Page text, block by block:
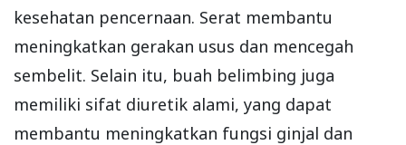
kesehatan pencernaan. Serat membantu
meningkatkan gerakan usus dan mencegah
sembelit. Selain itu, buah belimbing juga
memiliki sifat diuretik alami, yang dapat
membantu meningkatkan fungsi ginjal dan